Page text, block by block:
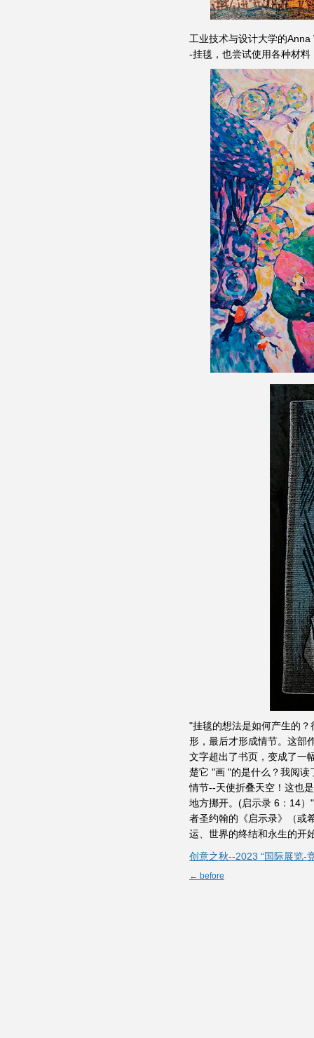
工业技术与设计大学的
-挂毯，也尝试使用各种材
"挂毯的想法是如何产生的
形，最后才形成情节。这部
文字超出了书页，变成了一
楚它 "画 "的是什么？我阅
情节--天使折叠天空！这也
地方挪开。(启示录 6：14
者圣约翰的《启示录》（或
运、世界的终结和永生的开
创意之秋--2023 “国际展览-
← before